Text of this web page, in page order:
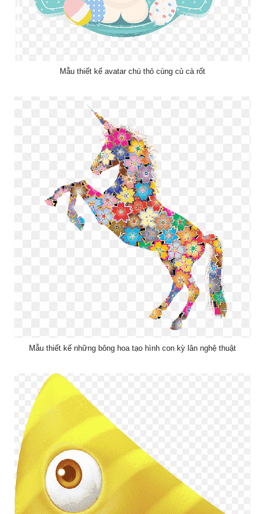
Mẫu thiết kế avatar chú thỏ cùng củ cà rốt
Mẫu thiết kế những bông hoa tạo hình con kỳ lân nghệ thuật